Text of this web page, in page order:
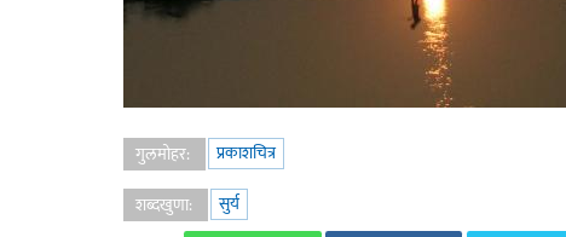
गुलमोहर:
प्रकाशचित्र
शब्दखुणा:
सुर्य